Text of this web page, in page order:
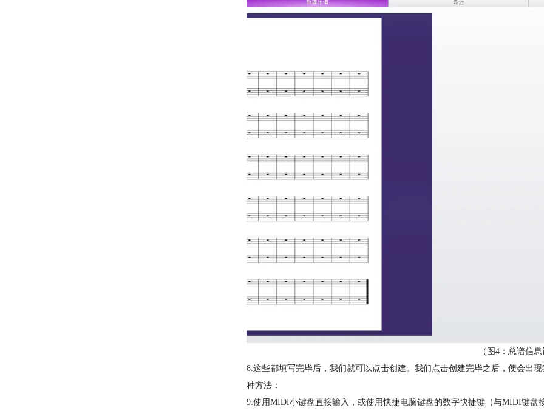
（图4：总谱信
8.这些都填写完毕后，我们就可以点击创建。我们点击创建完毕之后，便会出
种方法：
9.使用MIDI小键盘直接输入，或使用快捷电脑键盘的数字快捷键（与MIDI键盘